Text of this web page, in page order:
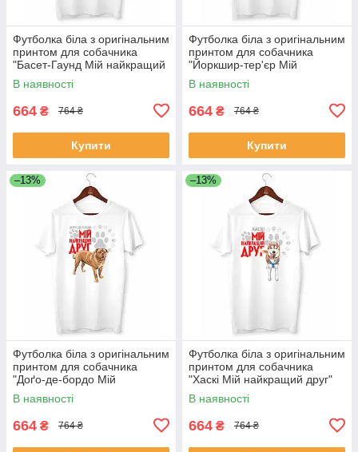
Футболка біла з оригінальним
принтом для собачника
"Басет-Гаунд Мій найкращий
друг" Push IT
В наявності
664 ₴ 764 ₴
Купити
Футболка біла з оригінальним
принтом для собачника
"Йоркшир-тер'єр Мій
найкращий друг" Push IT
В наявності
664 ₴ 764 ₴
Купити
–13%
Футболка біла з оригінальним
принтом для собачника
"Доґо-де-бордо Мій
найкращий друг" Push IT
В наявності
664 ₴ 764 ₴
–13%
Футболка біла з оригінальним
принтом для собачника
"Хаскі Мій найкращий друг"
Push IT
В наявності
664 ₴ 764 ₴